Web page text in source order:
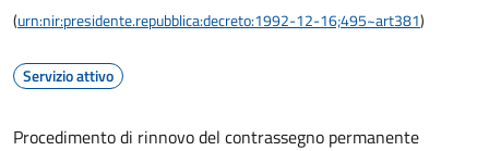
(urn:nir:presidente.repubblica:decreto:1992-12-16;495~art381)
Servizio attivo
Procedimento di rinnovo del contrassegno permanente